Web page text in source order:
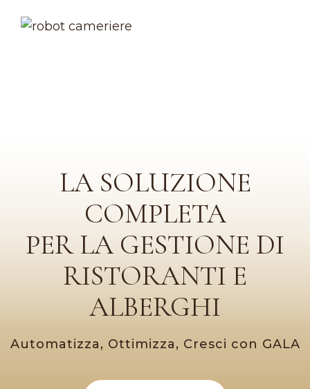
LA SOLUZIONE
COMPLETA
PER LA GESTIONE DI
RISTORANTI E
ALBERGHI
Automatizza, Ottimizza, Cresci con GALA